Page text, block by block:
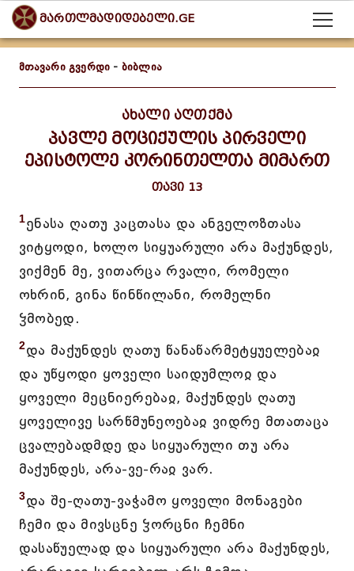
მართლმადიდებელი.GE
მთავარი გვერდი - ბიბლია
ახალი აღთქმა
პავლე მოციქულის პირველი
ეპისტოლე კორინთელთა მიმართ
თავი 13
1ენასა ღათუ კაცთასა და ანგელოზთასა
ვიტყოდი, ხოლო სიყუარული არა მაქუნდეს,
ვიქმენ მე, ვითარცა რვალი, რომელი
ოხრინ, გინა წინწილანი, რომელნი
ჴმობედ.
2და მაქუნდეს ღათუ წანაწარმეტყუელებაჲ
და უწყოდი ყოველი საიდუმლოჲ და
ყოველი მეცნიერებაჲ, მაქუნდეს ღათუ
ყოველივე სარწმუნეოებაჲ ვიდრე მთათაცა
ცვალებადმდე და სიყუარული თუ არა
მაქუნდეს, არა-ვე-რაჲ ვარ.
3და შე-ღათუ-ვაჭამო ყოველი მონაგები
ჩემი და მივსცნე ჴორცნი ჩემნი
დასაწუელად და სიყუარული არა მაქუნდეს,